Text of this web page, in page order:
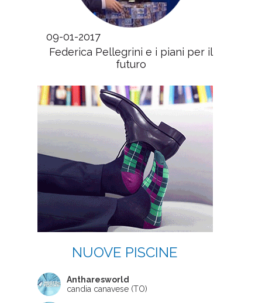
09-01-2017
Federica Pellegrini e i piani per il
futuro
NUOVE PISCINE
Antharesworld
candia canavese (TO)